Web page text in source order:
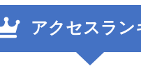
アクセスラン